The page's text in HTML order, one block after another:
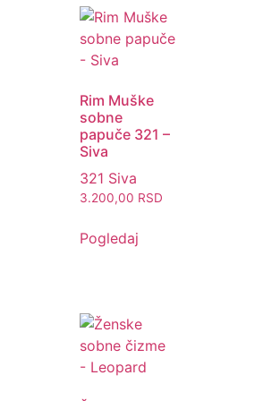
Rim Muške
sobne
papuče 321 –
Siva
321 Siva
3.200,00 RSD
Pogledaj